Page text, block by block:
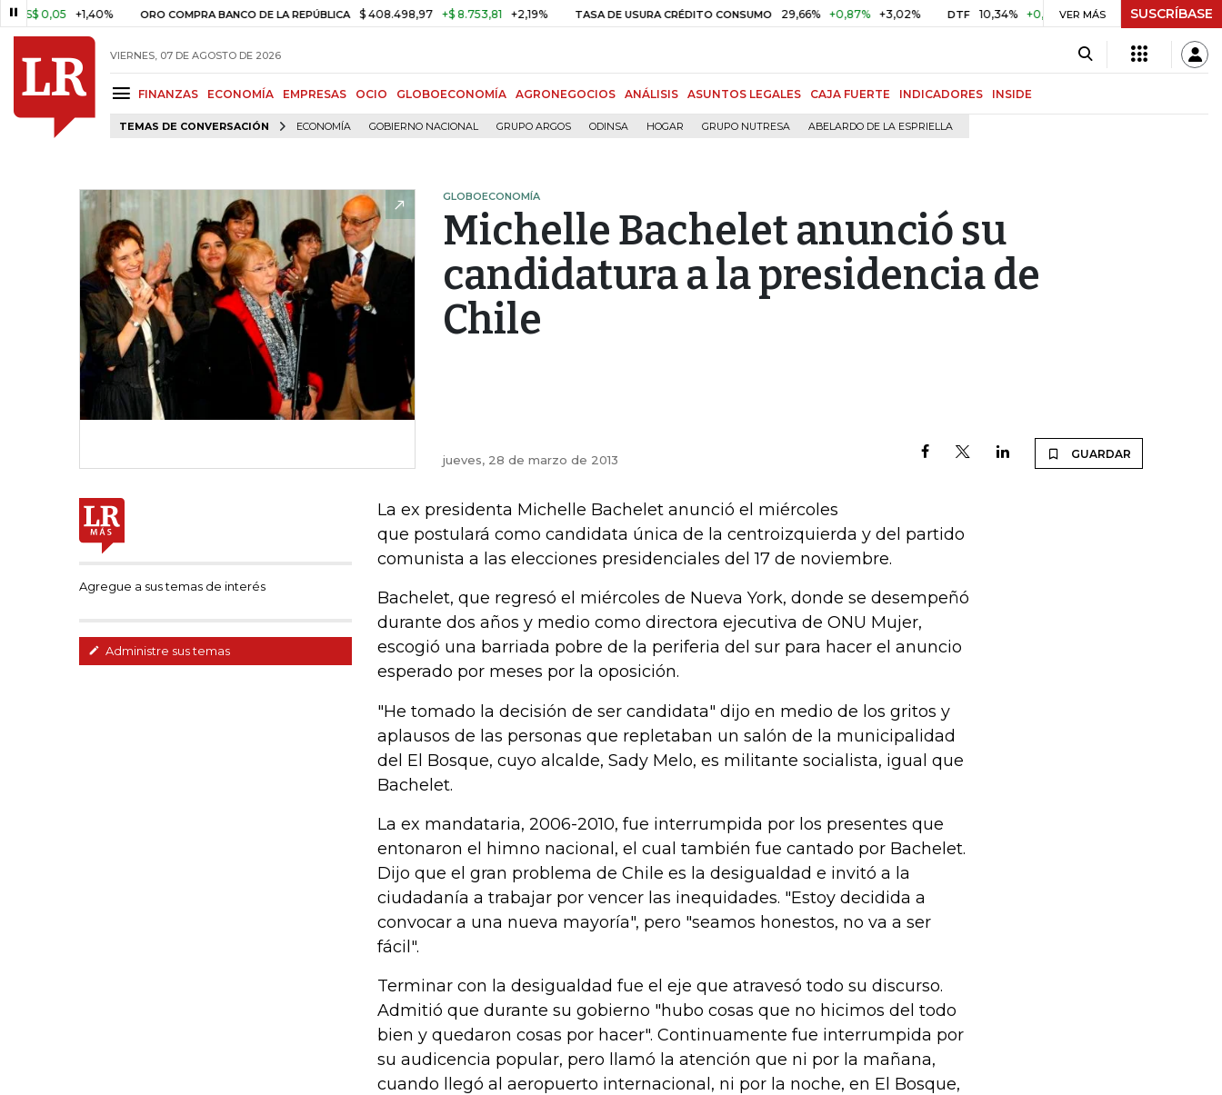
+1,40% ORO COMPRA BANCO DE LA REPÚBLICA $ 408.498,97 +$ 8.753,81 +2,19% TASA DE USURA CRÉDITO CONSUMO 29,66% +0,87% +3,02% DTF 10,34% +0,10% +0,98% UVR $ 416,91 +$ 0,05
VER MÁS SUSCRÍBASE
VIERNES, 07 DE AGOSTO DE 2026
FINANZAS ECONOMÍA EMPRESAS OCIO GLOBOECONOMÍA AGRONEGOCIOS ANÁLISIS ASUNTOS LEGALES CAJA FUERTE INDICADORES INSIDE
TEMAS DE CONVERSACIÓN ECONOMÍA GOBIERNO NACIONAL GRUPO ARGOS ODINSA HOGAR GRUPO NUTRESA ABELARDO DE LA ESPRIELLA
GLOBOECONOMÍA
Michelle Bachelet anunció su
candidatura a la presidencia de
Chile
jueves, 28 de marzo de 2013 GUARDAR
Agregue a sus temas de interés
Administre sus temas
La ex presidenta Michelle Bachelet anunció el miércoles
que postulará como candidata única de la centroizquierda y del partido
comunista a las elecciones presidenciales del 17 de noviembre.
Bachelet, que regresó el miércoles de Nueva York, donde se desempeñó
durante dos años y medio como directora ejecutiva de ONU Mujer,
escogió una barriada pobre de la periferia del sur para hacer el anuncio
esperado por meses por la oposición.
"He tomado la decisión de ser candidata" dijo en medio de los gritos y
aplausos de las personas que repletaban un salón de la municipalidad
del El Bosque, cuyo alcalde, Sady Melo, es militante socialista, igual que
Bachelet.
La ex mandataria, 2006-2010, fue interrumpida por los presentes que
entonaron el himno nacional, el cual también fue cantado por Bachelet.
Dijo que el gran problema de Chile es la desigualdad e invitó a la
ciudadanía a trabajar por vencer las inequidades. "Estoy decidida a
convocar a una nueva mayoría", pero "seamos honestos, no va a ser
fácil".
Terminar con la desigualdad fue el eje que atravesó todo su discurso.
Admitió que durante su gobierno "hubo cosas que no hicimos del todo
bien y quedaron cosas por hacer". Continuamente fue interrumpida por
su audicencia popular, pero llamó la atención que ni por la mañana,
cuando llegó al aeropuerto internacional, ni por la noche, en El Bosque,